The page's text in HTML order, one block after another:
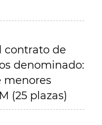
contrato de
denominado:
menores
(25 plazas)